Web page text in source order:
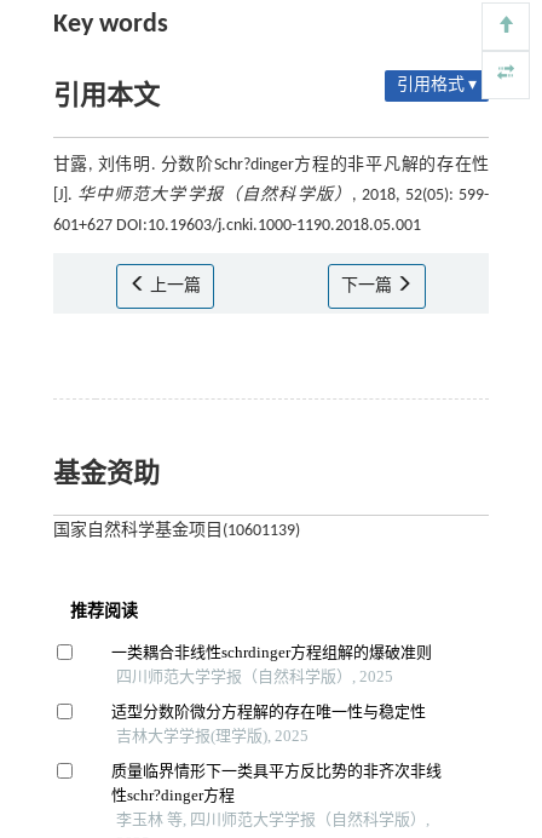
Key words
引用本文 引用格式 ▾
甘露, 刘伟明. 分数阶Schr?dinger方程的非平凡解的存在性
[J]. 华中师范大学学报（自然科学版） , 2018, 52(05): 599-
601+627 DOI:10.19603/j.cnki.1000-1190.2018.05.001
上一篇 下一篇
基金资助
国家自然科学基金项目(10601139)